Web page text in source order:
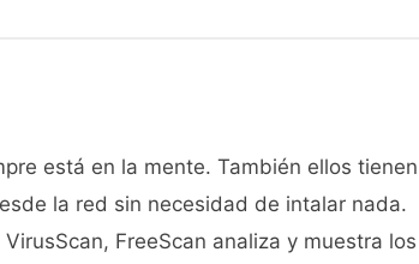
está en la mente. También ellos tienen
la red sin necesidad de intalar nada.
FreeScan analiza y muestra los